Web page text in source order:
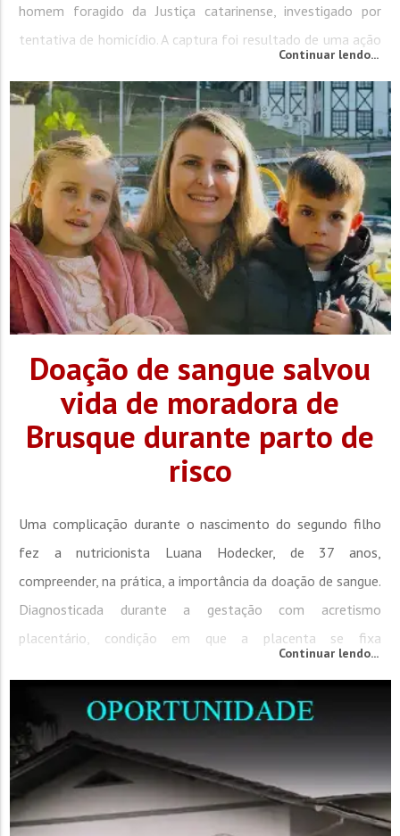
homem foragido da Justiça catarinense, investigado por
tentativa de homicídio. A captura foi resultado de uma ação
do Sul. A prisão foi possível graças a um trabalho...
Continuar lendo...
Doação de sangue salvou
vida de moradora de
Brusque durante parto de
risco
Uma complicação durante o nascimento do segundo filho
fez a nutricionista Luana Hodecker, de 37 anos,
compreender, na prática, a importância da doação de sangue.
Diagnosticada durante a gestação com acretismo
placentário, condição em que a placenta se fixa
hemorragias, ela precisou receber três bolsas de sangue para
sobreviver após uma cesariana...
Continuar lendo...